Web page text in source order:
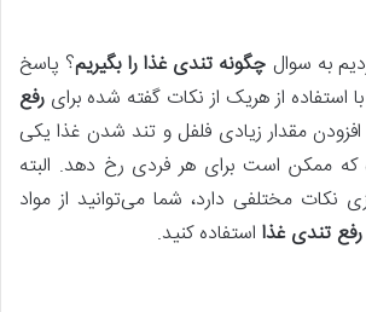
به سوال چگونه تندی غذا را بگیریم؟ پاسخ
استفاده از هریک از نکات گفته شده برای رفع
افزودن مقدار زیادی فلفل و تند شدن غذا یکی
که ممکن است برای هر فردی رخ دهد. البته
نکات مختلفی دارد، شما می‌توانید از مواد
رفع تندی غذا استفاده کنید.